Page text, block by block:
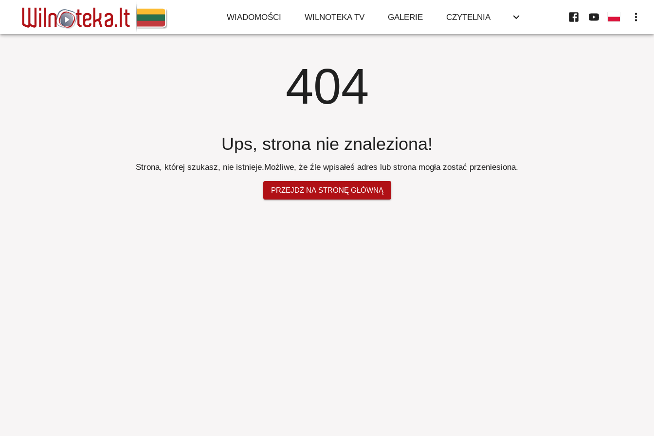
WIADOMOŚCI WILNOTEKA TV GALERIE CZYTELNIA
404
Ups, strona nie znaleziona!
Strona, której szukasz, nie istnieje.Możliwe, że źle wpisałeś adres lub strona mogła zostać przeniesiona.
PRZEJDŹ NA STRONĘ GŁÓWNĄ